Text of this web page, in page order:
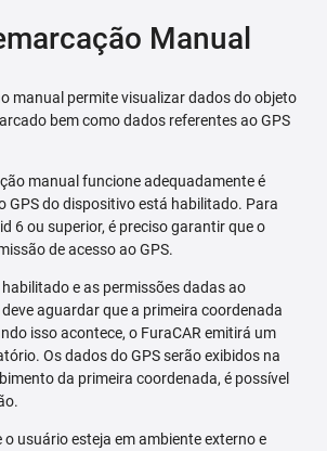
Manual
manual permite visualizar dados do objeto
bem como dados referentes ao GPS
manual funcione adequadamente é
GPS do dispositivo está habilitado. Para
6 ou superior, é preciso garantir que o
de acesso ao GPS.
habilitado e as permissões dadas ao
aguardar que a primeira coordenada
isso acontece, o FuraCAR emitirá um
Os dados do GPS serão exibidos na
da primeira coordenada, é possível
o usuário esteja em ambiente externo e